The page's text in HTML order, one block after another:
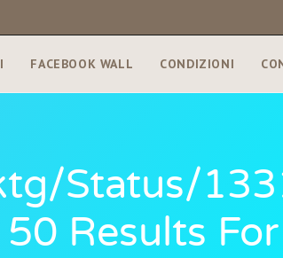
FACEBOOK WALL CONDIZIONI
status/
Results